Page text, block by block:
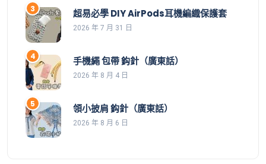
超易必學 DIY AirPods耳機編織保護套
2026 年 7 月 31 日
手機繩 包帶 鈎針（廣東話）
2026 年 8 月 4 日
領小披肩 鈎針（廣東話）
2026 年 8 月 6 日